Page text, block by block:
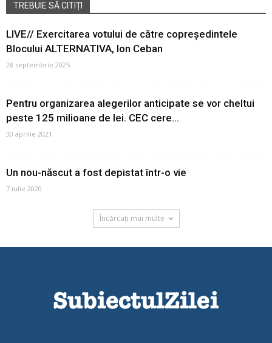
TREBUIE SĂ CITIȚI
LIVE// Exercitarea votului de către copreședintele
Blocului ALTERNATIVA, Ion Ceban
28 septembrie 2025
Pentru organizarea alegerilor anticipate se vor cheltui
peste 125 milioane de lei. CEC cere...
30 aprilie 2021
Un nou-născut a fost depistat într-o vie
7 iulie 2020
Încărcați mai multe